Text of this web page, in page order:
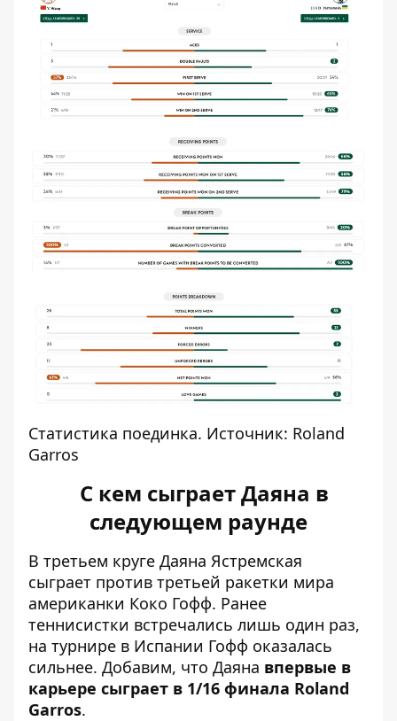
Статистика поединка. Источник: Roland
Garros
С кем сыграет Даяна в
следующем раунде
В третьем круге Даяна Ястремская
сыграет против третьей ракетки мира
американки Коко Гофф. Ранее
теннисистки встречались лишь один раз,
на турнире в Испании Гофф оказалась
сильнее. Добавим, что Даяна впервые в
карьере сыграет в 1/16 финала Roland
Garros.